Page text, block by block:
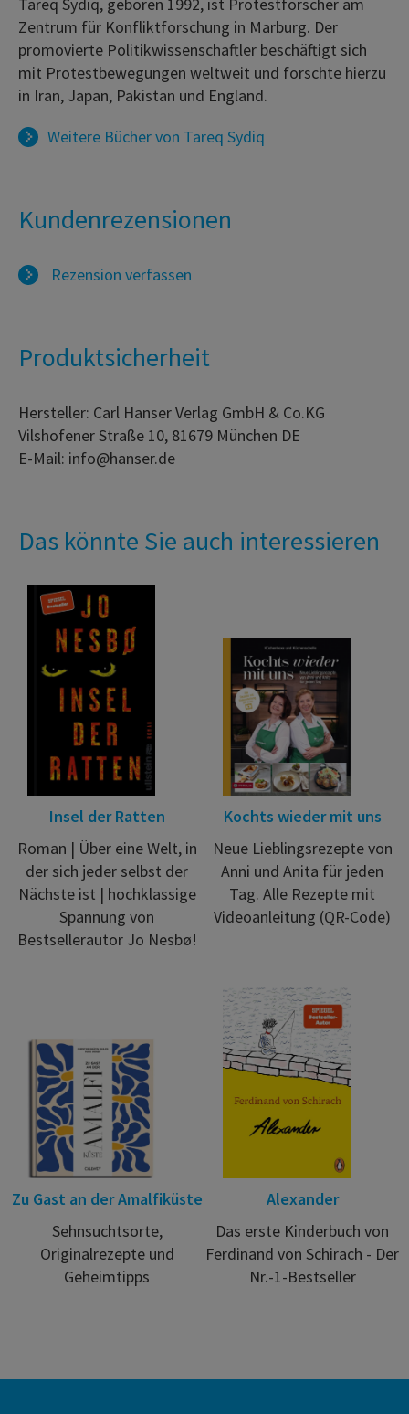
Zentrum für Konfliktforschung in Marburg. Der
promovierte Politikwissenschaftler beschäftigt sich
mit Protestbewegungen weltweit und forschte hierzu
in Iran, Japan, Pakistan und England.
Weitere Bücher von Tareq Sydiq
Kundenrezensionen
Rezension verfassen
Produktsicherheit
Hersteller: Carl Hanser Verlag GmbH & Co.KG
Vilshofener Straße 10, 81679 München DE
E-Mail: info@hanser.de
Das könnte Sie auch interessieren
Insel der Ratten
Roman | Über eine Welt, in
der sich jeder selbst der
Nächste ist | hochklassige
Spannung von
Bestsellerautor Jo Nesbø!
Kochts wieder mit uns
Neue Lieblingsrezepte von
Anni und Anita für jeden
Tag. Alle Rezepte mit
Videoanleitung (QR-Code)
Zu Gast an der Amalfiküste
Sehnsuchtsorte,
Originalrezepte und
Geheimtipps
Alexander
Das erste Kinderbuch von
Ferdinand von Schirach - Der
Nr.-1-Bestseller